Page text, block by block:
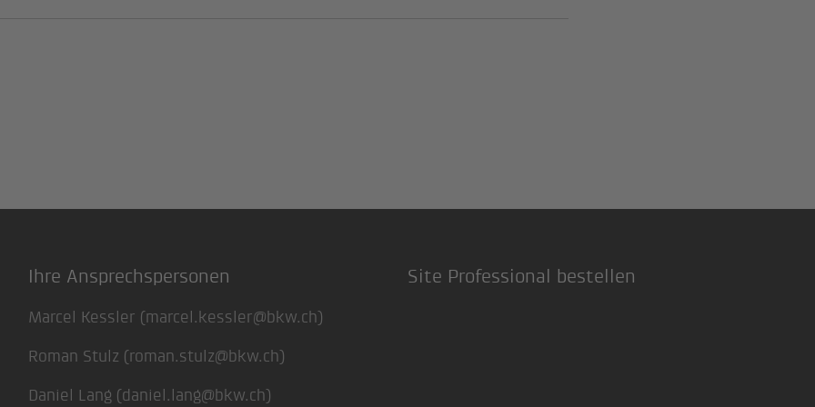
Ihre Ansprechspersonen
Marcel Kessler (marcel.kessler@bkw.ch)
Roman Stulz (roman.stulz@bkw.ch)
Daniel Lang (daniel.lang@bkw.ch)
Site Professional bestellen